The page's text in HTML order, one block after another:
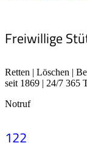
Freiwillige
Retten | Löschen |
seit 1869 | 24/7 365
Notruf
122